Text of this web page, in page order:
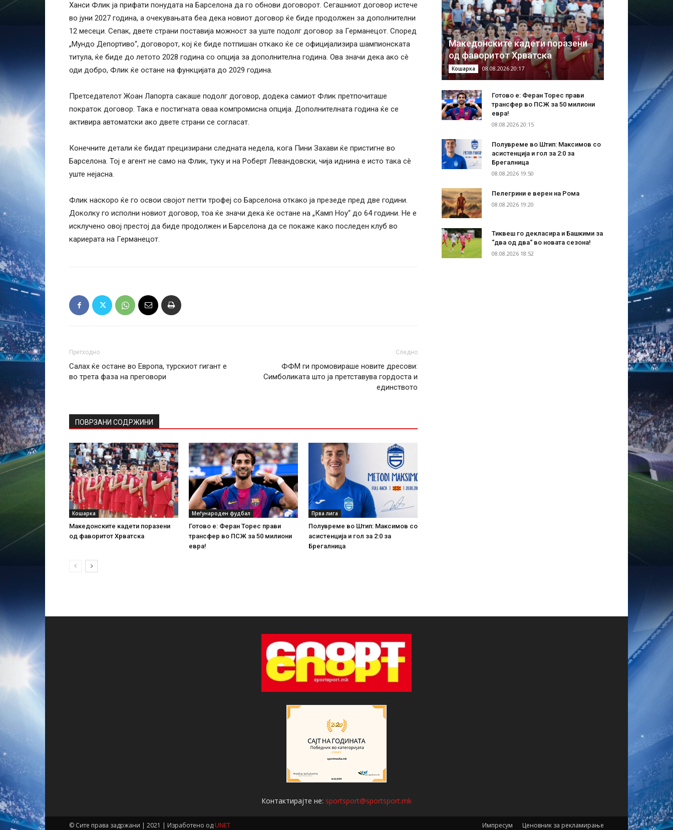
Ханси Флик ја прифати понудата на Барселона да го обнови договорот. Сегашниот договор истече
во јуни 2027 година, а очекувањата беа дека новиот договор ќе биде продолжен за дополнителни
12 месеци. Сепак, двете страни поставија можност за уште подолг договор за Германецот. Според
„Мундо Депортиво“, договорот, кој ќе биде потпишан откако ќе се официјализира шампионската
титула, ќе биде до летото 2028 година со опција за дополнителна година. Ова значи дека ако сè
оди добро, Флик ќе остане на функцијата до 2029 година.
Претседателот Жоан Лапорта сакаше подолг договор, додека самиот Флик претпочиташе
пократок договор. Така е постигната оваа компромисна опција. Дополнителната година ќе се
активира автоматски ако двете страни се согласат.
Конечните детали ќе бидат прецизирани следната недела, кога Пини Захави ќе пристигне во
Барселона. Тој е агент не само на Флик, туку и на Роберт Левандовски, чија иднина е исто така сè
уште нејасна.
Флик наскоро ќе го освои својот петти трофеј со Барселона откако ја презеде пред две години.
Доколку го исполни новиот договор, тоа ќе значи дека ќе остане на „Камп Ноу“ до 64 години. Не е
исклучено овој престој да биде продолжен и Барселона да се покаже како последен клуб во
кариерата на Германецот.
Претходно
Салах ќе остане во Европа, турскиот гигант е
во трета фаза на преговори
Следно
ФФМ ги промовираше новите дресови:
Симболиката што ја претставува гордоста и
единството
ПОВРЗАНИ СОДРЖИНИ
Кошарка
Македонските кадети поразени
од фаворитот Хрватска
Меѓународен фудбал
Готово е: Феран Торес прави
трансфер во ПСЖ за 50 милиони
евра!
Прва лига
Полувреме во Штип: Максимов со
асистенција и гол за 2:0 за
Брегалница
Македонските кадети поразени
од фаворитот Хрватска
Кошарка 08.08.2026 20:17
Готово е: Феран Торес прави
трансфер во ПСЖ за 50 милиони
евра!
08.08.2026 20:15
Полувреме во Штип: Максимов со
асистенција и гол за 2:0 за
Брегалница
08.08.2026 19:50
Пелегрини е верен на Рома
08.08.2026 19:20
Тиквеш го декласира и Башкими за
“два од два“ во новата сезона!
08.08.2026 18:52
Контактирајте не: sportsport@sportsport.mk
Импресум Ценовник за рекламирање
© Сите права задржани | 2021 | Изработено од UNET